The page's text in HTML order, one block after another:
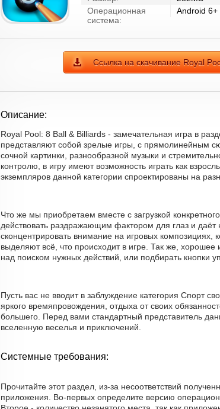
Операционная
система:
Android 6+
Ссылка на скачивание Royal
Описание:
Royal Pool: 8 Ball & Billiards - замечательная игра в
представляют собой зрелые игры, с прямолинейным
сочной картинки, разнообразной музыки и
контролю, в игру имеют возможность играть как
экземпляров данной категории спроектированы на
Что же мы приобретаем вместе с загрузкой
действовать раздражающим фактором для глаз и
сконцентрировать внимание на игровых композициях,
выделяют всё, что происходит в игре. Так же,
над поиском нужных действий, или подбирать кнопки
Пусть вас не вводит в заблуждение категория Спорт
яркого времяпровождения, отдыха от своих
большего. Перед вами стандартный представитель
вселенную веселья и приключений.
Системные требования:
Прочитайте этот раздел, из-за несоответствий
приложения. Во-первых определите версию